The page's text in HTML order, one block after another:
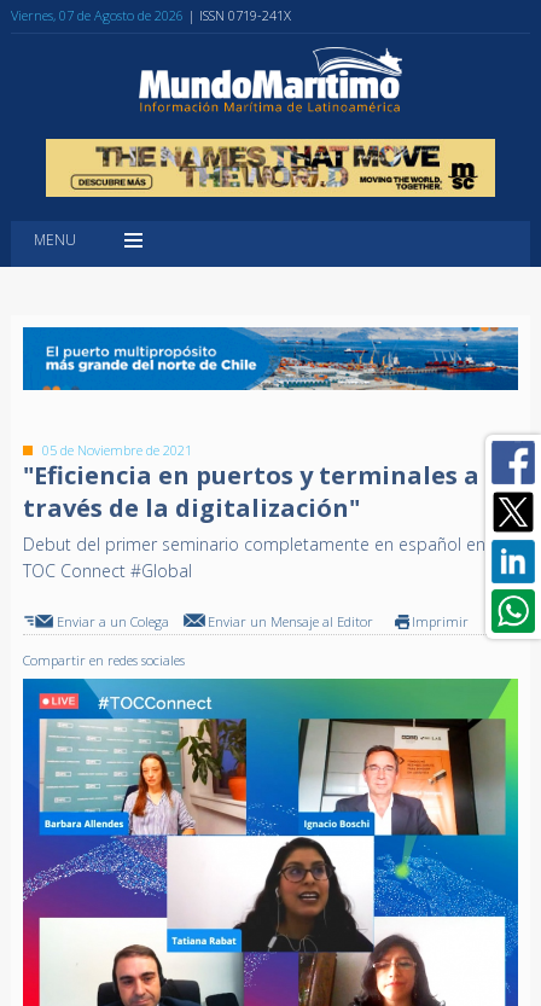
Viernes, 07 de Agosto de 2026 | ISSN 0719-241X
MENU
05 de Noviembre de 2021
"Eficiencia en puertos y terminales a
través de la digitalización"
Debut del primer seminario completamente en español en
TOC Connect #Global
Enviar a un Colega Enviar un Mensaje al Editor Imprimir
Compartir en redes sociales